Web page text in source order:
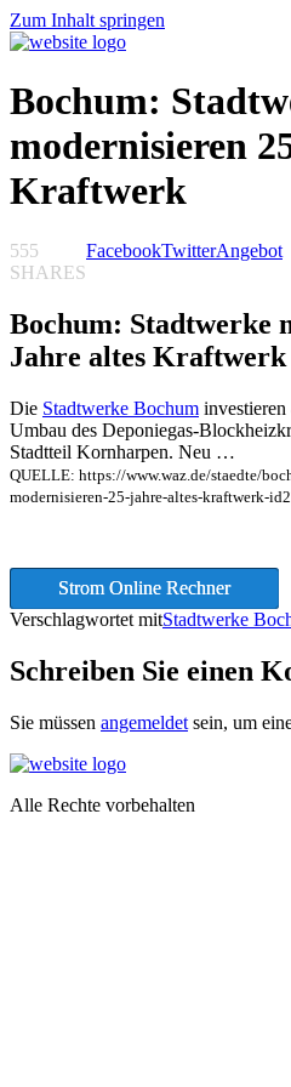
Zum Inhalt springen
Bochum:
modernisieren
Kraftwerk
555
SHARES
FacebookTwitterAngebot
Bochum: Stadtwerke
Jahre altes Kraftwerk
Die Stadtwerke Bochum
Umbau des Deponiegas-
Stadtteil Kornharpen. Neu …
QUELLE: https://www.waz.de/staedte/
modernisieren-25-jahre-altes-kraftwerk-
Strom Online Rechner
Verschlagwortet mitStadtwerke
Schreiben Sie einen
Sie müssen angemeldet sein, um
Alle Rechte vorbehalten